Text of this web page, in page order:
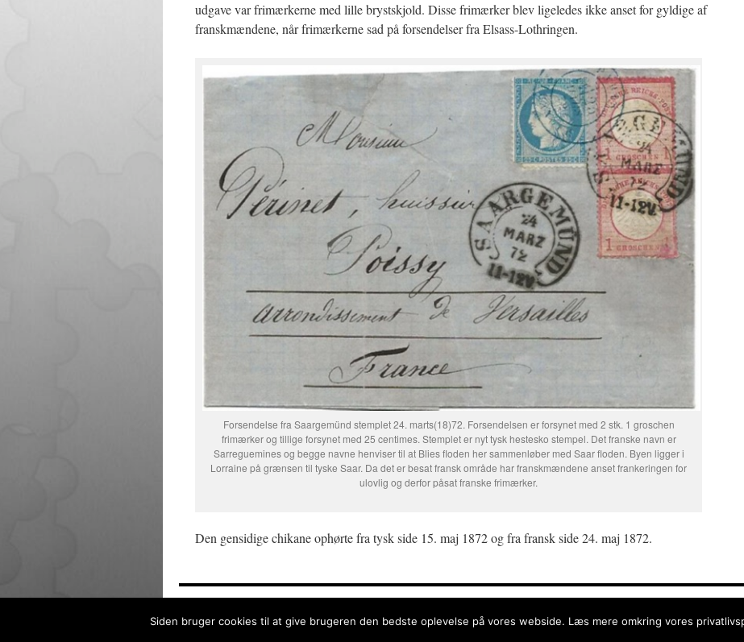
udgave var frimærkerne med lille brystskjold. Disse frimærker blev ligeledes ikke anset for gyldige af
franskmændene, når frimærkerne sad på forsendelser fra Elsass-Lothringen.
Forsendelse fra Saargemünd stemplet 24. marts(18)72. Forsendelsen er forsynet med 2 stk. 1 groschen
frimærker og tillige forsynet med 25 centimes. Stemplet er nyt tysk hestesko stempel. Det franske navn er
Sarreguemines og begge navne henviser til at Blies floden her sammenløber med Saar floden. Byen ligger i
Lorraine på grænsen til tyske Saar. Da det er besat fransk område har franskmændene anset frankeringen for
ulovlig og derfor påsat franske frimærker.
Den gensidige chikane ophørte fra tysk side 15. maj 1872 og fra fransk side 24. maj 1872.
Siden bruger cookies til at give brugeren den bedste oplevelse på vores webside. Læs mere omkring vores